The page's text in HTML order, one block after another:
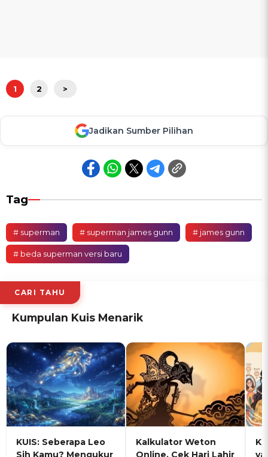
1 2 >
Jadikan Sumber Pilihan
Tag
# superman # superman james gunn # james gunn
# beda superman versi baru
CARI TAHU
Kumpulan Kuis Menarik
KUIS: Seberapa Leo
Sih Kamu? Mengukur
Kalkulator Weton
Online, Cek Hari Lahir